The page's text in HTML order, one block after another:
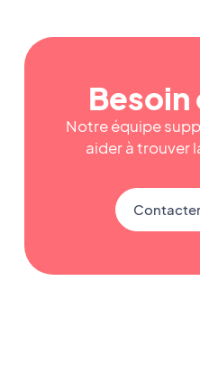
Notre équipe
aider à trouver